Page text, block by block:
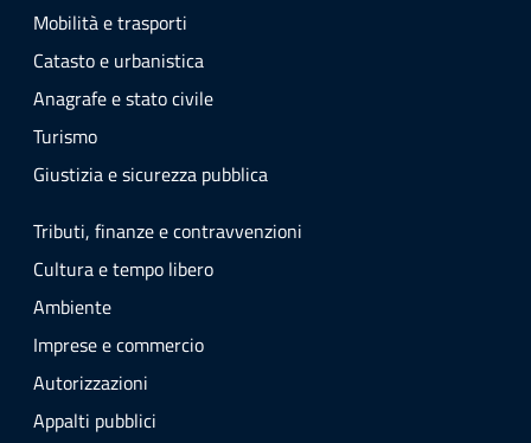
Mobilità e trasporti
Catasto e urbanistica
Anagrafe e stato civile
Turismo
Giustizia e sicurezza pubblica
Tributi, finanze e contravvenzioni
Cultura e tempo libero
Ambiente
Imprese e commercio
Autorizzazioni
Appalti pubblici